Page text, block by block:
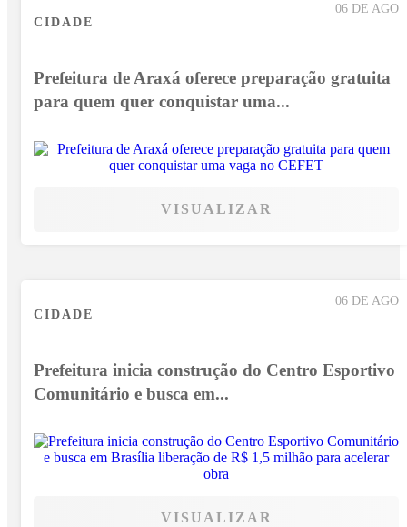
06 DE AGO
CIDADE
Prefeitura de Araxá oferece preparação gratuita
para quem quer conquistar uma...
VISUALIZAR
06 DE AGO
CIDADE
Prefeitura inicia construção do Centro Esportivo
Comunitário e busca em...
VISUALIZAR